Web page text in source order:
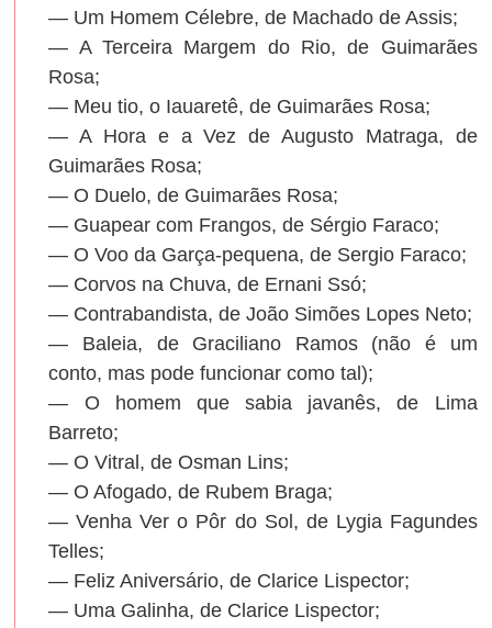
— Um Homem Célebre, de Machado de Assis;
— A Terceira Margem do Rio, de Guimarães
Rosa;
— Meu tio, o Iauaretê, de Guimarães Rosa;
— A Hora e a Vez de Augusto Matraga, de
Guimarães Rosa;
— O Duelo, de Guimarães Rosa;
— Guapear com Frangos, de Sérgio Faraco;
— O Voo da Garça-pequena, de Sergio Faraco;
— Corvos na Chuva, de Ernani Ssó;
— Contrabandista, de João Simões Lopes Neto;
— Baleia, de Graciliano Ramos (não é um
conto, mas pode funcionar como tal);
— O homem que sabia javanês, de Lima
Barreto;
— O Vitral, de Osman Lins;
— O Afogado, de Rubem Braga;
— Venha Ver o Pôr do Sol, de Lygia Fagundes
Telles;
— Feliz Aniversário, de Clarice Lispector;
— Uma Galinha, de Clarice Lispector;